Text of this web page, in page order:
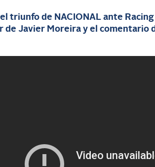
triunfo de NACIONAL ante
de Javier Moreira y el comentario